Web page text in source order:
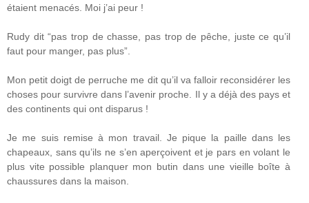
étaient menacés. Moi j’ai peur !
Rudy dit “pas trop de chasse, pas trop de pêche, juste ce qu’il
faut pour manger, pas plus”.
Mon petit doigt de perruche me dit qu’il va falloir reconsidérer les
choses pour survivre dans l’avenir proche. Il y a déjà des pays et
des continents qui ont disparus !
Je me suis remise à mon travail. Je pique la paille dans les
chapeaux, sans qu’ils ne s’en aperçoivent et je pars en volant le
plus vite possible planquer mon butin dans une vieille boîte à
chaussures dans la maison.